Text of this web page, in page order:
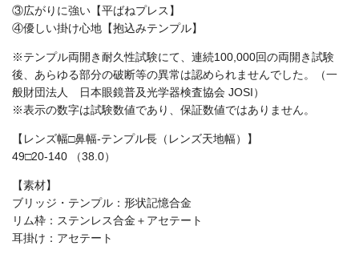
③広がりに強い【平ばねプレス】
④優しい掛け心地【抱込みテンプル】
※テンプル両開き耐久性試験にて、連続100,000回の両開き試験
後、あらゆる部分の破断等の異常は認められませんでした。（一
般財団法人 日本眼鏡普及光学器検査協会 JOSI）
※表示の数字は試験数値であり、保証数値ではありません。
【レンズ幅□鼻幅-テンプル長（レンズ天地幅）】
49□20-140 （38.0）
【素材】
ブリッジ・テンプル：形状記憶合金
リム枠：ステンレス合金＋アセテート
耳掛け：アセテート